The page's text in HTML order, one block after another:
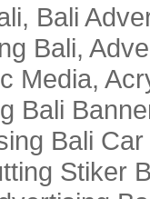
Bali
Bali,
Media,
Bali
Bali
Stiker